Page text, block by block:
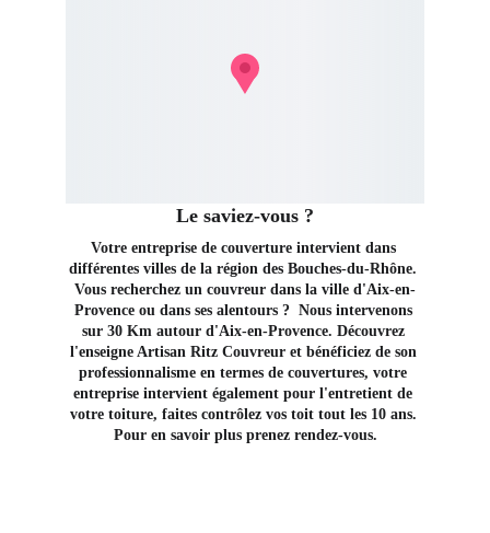
Le saviez-vous ?
Votre entreprise de couverture intervient dans
différentes villes de la région des Bouches-du-Rhône.
Vous recherchez un couvreur dans la ville d'Aix-en-
Provence ou dans ses alentours ?  Nous intervenons
sur 30 Km autour d'Aix-en-Provence. Découvrez
l'enseigne Artisan Ritz Couvreur et bénéficiez de son
professionnalisme en termes de couvertures, votre
entreprise intervient également pour l'entretient de
votre toiture, faites contrôlez vos toit tout les 10 ans.
Pour en savoir plus prenez rendez-vous.